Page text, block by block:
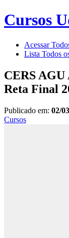
Cursos
Acessar
Lista Todos
CERS
Reta Final
Publicado em: 02/
Cursos